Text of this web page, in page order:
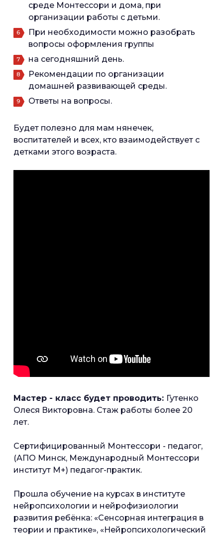
среде Монтессори и дома, при
организации работы с детьми.
При необходимости можно разобрать
вопросы оформления группы
на сегодняшний день.
Рекомендации по организации
домашней развивающей среды.
Ответы на вопросы.
Будет полезно для мам нянечек,
воспитателей и всех, кто взаимодействует с
детками этого возраста.
Мастер - класс будет проводить: Гутенко
Олеся Викторовна. Стаж работы более 20
лет.
Сертифицированный Монтессори - педагог,
(АПО Минск, Международный Монтессори
институт М+) педагог-практик.
Прошла обучение на курсах в институте
нейропсихологии и нейрофизиологии
развития ребёнка: «Сенсорная интеграция в
теории и практике», «Нейропсихологический